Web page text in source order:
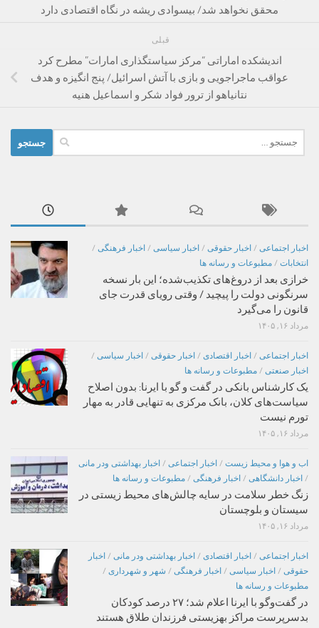
محقق نخواهد شد/ بیسوادی ریشه در نگاه اقتصادی دارد
قبلی
اندیشکده اماراتی “مرکز سیاستگذاری امارات” مطرح کرد
عواقب ماجراجویی و بازی با آتش اسرائیل/ پنج انگیزه و هدف
نتانیاهو از ترور فواد شکر و اسماعیل هنیه
برای:
اخبار اجتماعی / اخبار حقوقی / اخبار سیاسی / اخبار فرهنگی /
انتخابات / مطبوعات و رسانه ها
خرازی بعد از دروغ‌های تکذیب‌شده؛ این بار نسخه
سرنگونی دولت را پیچید / وقتی رویای قدرت جای
قانون را می‌گیرد
مرداد ۱۶, ۱۴۰۵
اخبار اجتماعی / اخبار اقتصادی / اخبار حقوقی / اخبار سیاسی /
اخبار صنعتی / مطبوعات و رسانه ها
یک کارشناس بانکی در گفت و گو با ایرنا: بدون اصلاح
سیاست‌های کلان، بانک مرکزی به تنهایی قادر به مهار
تورم نیست
مرداد ۱۶, ۱۴۰۵
اب و هوا و محیط زیست / اخبار اجتماعی / اخبار بهداشتی ودر مانی
/ اخبار دانشگاهی / اخبار فرهنگی / مطبوعات و رسانه ها
زنگ خطر سلامت در سایه چالش‌های محیط زیستی در
سیستان و بلوچستان
مرداد ۱۶, ۱۴۰۵
اخبار اجتماعی / اخبار اقتصادی / اخبار بهداشتی ودر مانی / اخبار
حقوقی / اخبار سیاسی / اخبار فرهنگی / شهر و شهرداری /
مطبوعات و رسانه ها
در گفت‌وگو با ایرنا اعلام شد؛ ۲۷ درصد کودکان
بدسرپرست مراکز بهزیستی فرزندان طلاق هستند